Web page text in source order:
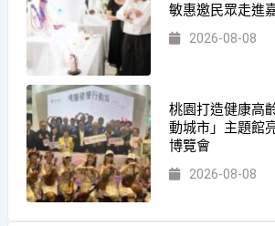
敏惠邀民眾走進
2026-08-08
桃園打造健康
動城市」主題館
博覽會
2026-08-08